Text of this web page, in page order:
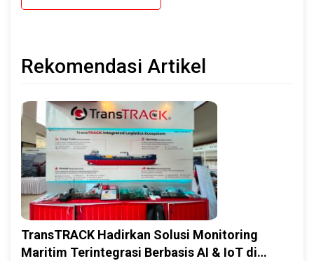
Rekomendasi Artikel
TransTRACK Hadirkan Solusi Monitoring
Maritim Terintegrasi Berbasis AI & IoT di